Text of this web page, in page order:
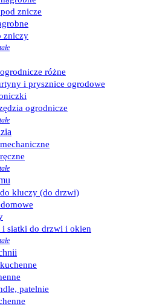
znicze
zniczy
różne
i prysznice ogrodowe
ogrodnicze
kluczy (do drzwi)
siatki do drzwi i okien
patelnie